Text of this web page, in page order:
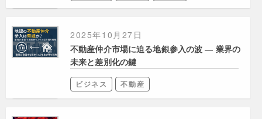
2025年10月27日
不動産仲介市場に迫る地銀参入の波 ― 業界の
未来と差別化の鍵
ビジネス 不動産